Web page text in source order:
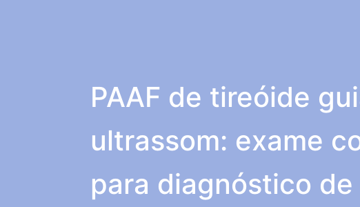
PAAF de tireóide
ultrassom: exame
para diagnóstico de